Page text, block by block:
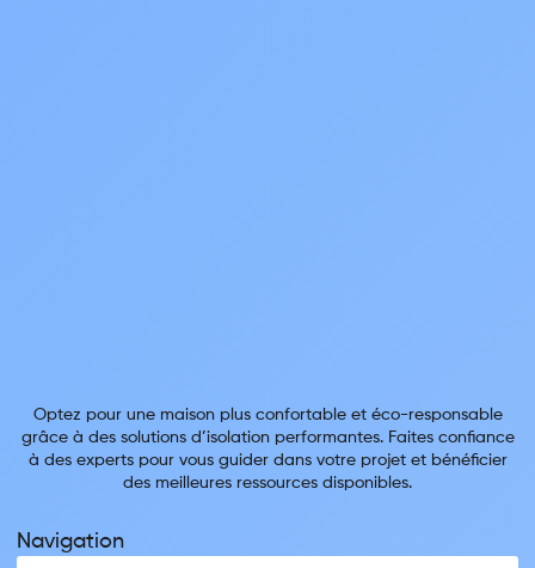
Optez pour une maison plus confortable et éco-responsable
grâce à des solutions d’isolation performantes. Faites confiance
à des experts pour vous guider dans votre projet et bénéficier
des meilleures ressources disponibles.
Navigation